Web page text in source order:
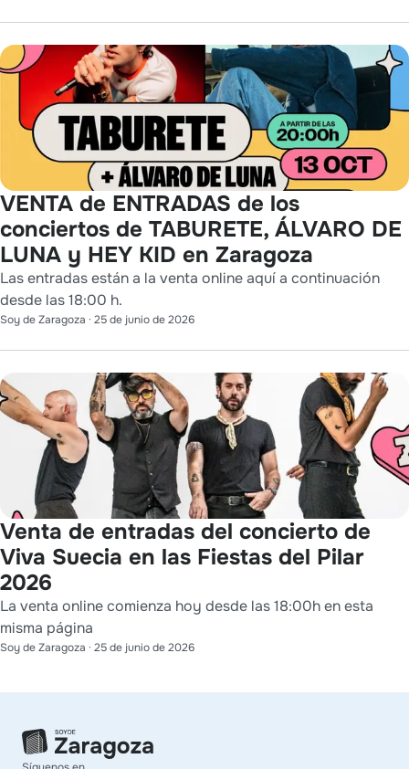
VENTA de ENTRADAS de los
conciertos de TABURETE, ÁLVARO DE
LUNA y HEY KID en Zaragoza
Las entradas están a la venta online aquí a continuación
desde las 18:00 h.
Soy de Zaragoza · 25 de junio de 2026
Venta de entradas del concierto de
Viva Suecia en las Fiestas del Pilar
2026
La venta online comienza hoy desde las 18:00h en esta
misma página
Soy de Zaragoza · 25 de junio de 2026